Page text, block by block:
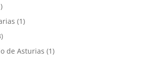
(1)
de Asturias (1)